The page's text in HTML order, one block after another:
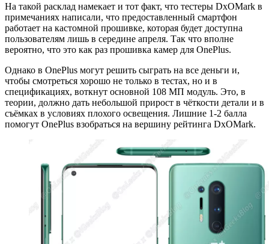
На такой расклад намекает и тот факт, что тестеры DxOMark в
примечаниях написали, что предоставленный смартфон
работает на кастомной прошивке, которая будет доступна
пользователям лишь в середине апреля. Так что вполне
вероятно, что это как раз прошивка камер для OnePlus.
Однако в OnePlus могут решить сыграть на все деньги и,
чтобы смотреться хорошо не только в тестах, но и в
спецификациях, воткнут основной 108 МП модуль. Это, в
теории, должно дать небольшой прирост в чёткости детали и в
съёмках в условиях плохого освещения. Лишние 1-2 балла
помогут OnePlus взобраться на вершину рейтинга DxOMark.